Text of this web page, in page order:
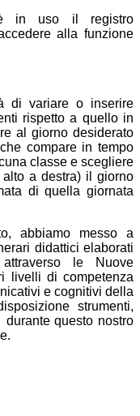
è in uso il registro
alla funzione
di variare o inserire
rispetto a quello in
al giorno desiderato
compare in tempo
classe e scegliere
a destra) il giorno
di quella giornata
abbiamo messo a
didattici elaborati
le Nuove
livelli di competenza
e cognitivi della
strumenti,
questo nostro